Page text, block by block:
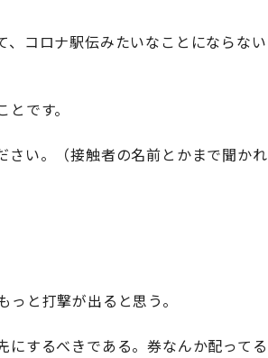
コロナ駅伝みたいなことにならない
です。
さい。（接触者の名前とかまで聞かれ
と打撃が出ると思う。
するべきである。券なんか配ってる